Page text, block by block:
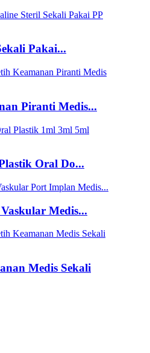
Pakai...
Piranti Medis...
Oral Do...
Medis...
Medis Sekali